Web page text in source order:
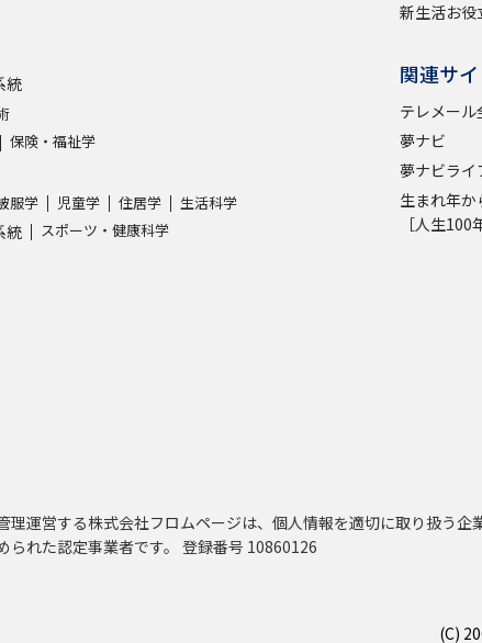
統
保険・福祉学
服学 児童学 住居学 生活科学
統 スポーツ・健康科学
新生活お役
関連サ
テレメール
夢ナビ
夢ナビライ
生まれ年
［人生100
理運営する株式会社フロムページは、個人情報を適切に取り扱う企
られた認定事業者です。 登録番号 10860126
(C)